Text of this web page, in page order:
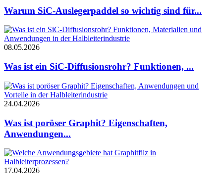
Warum SiC-Auslegerpaddel so wichtig sind für...
08.05.2026
Was ist ein SiC-Diffusionsrohr? Funktionen, ...
24.04.2026
Was ist poröser Graphit? Eigenschaften,
Anwendungen...
17.04.2026